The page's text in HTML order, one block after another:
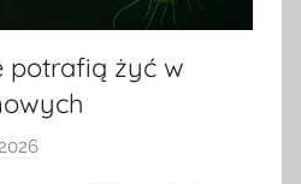
potrafią żyć w